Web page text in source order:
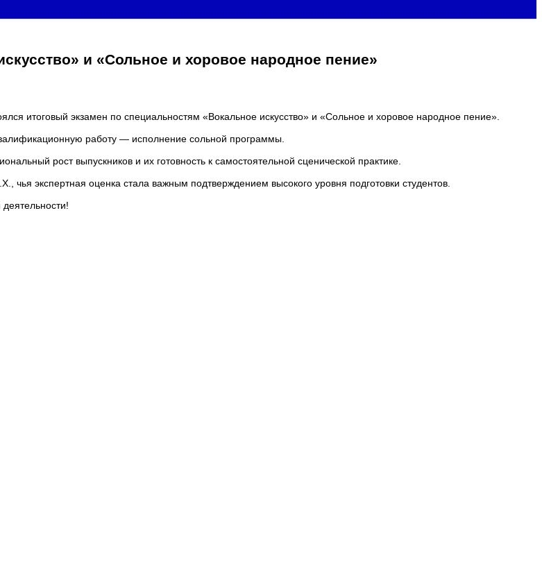
и «Сольное и хоровое народное пение»
итоговый экзамен по специальностям «Вокальное искусство» и «Сольное и хоровое народное пение».
работу — исполнение сольной программы.
рост выпускников и их готовность к самостоятельной сценической практике.
экспертная оценка стала важным подтверждением высокого уровня подготовки студентов.